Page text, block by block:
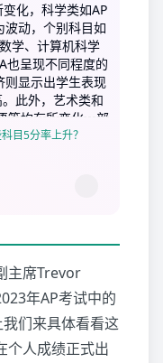
化，科学类如AP
波动，个别科目如
学、计算机科学
也呈现不同程度的
则显示出学生表现
此外，艺术类和
等均有所变化，部
科目的5分率较
目5分率上升？
主席Trevor
年AP考试中的
们来具体看看这
个人成绩正式出